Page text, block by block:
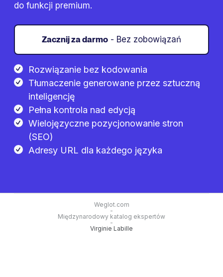
do funkcji premium.
Zacznij za darmo - Bez zobowiązań
Rozwiązanie bez kodowania
Tłumaczenie generowane przez sztuczną
inteligencję
Pełna kontrola nad edycją
Wielojęzyczne pozycjonowanie stron
(SEO)
Adresy URL dla każdego języka
Weglot.com
-
Międzynarodowy katalog ekspertów
-
Virginie Labille